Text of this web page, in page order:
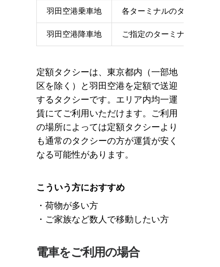
羽田空港乗車地 各ターミナルのタクシー乗
羽田空港降車地 ご指定のターミナルのエン
定額タクシーは、東京都内（一部地
区を除く）と羽田空港を定額で送迎
するタクシーです。エリア内均一運
賃にてご利用いただけます。ご利用
の場所によっては定額タクシーより
も通常のタクシーの方が運賃が安く
なる可能性があります。
こういう方におすすめ
・荷物が多い方
・ご家族など数人で移動したい方
電車をご利用の場合